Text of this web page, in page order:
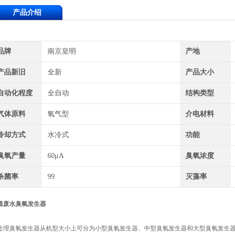
产品介绍
牌 南京皇明 产地
品新旧 全新 产品大小
动化程度 全自动 结构类型
体原料 氧气型 介电材料
却方式 水冷式 功能
氧产量 60μA 臭氧浓度
菌率 99 灭藻率
废水臭氧发生器
理臭氧发生器从机型大小上可分为小型臭氧发生器、中型臭氧发生器和大型臭氧发生